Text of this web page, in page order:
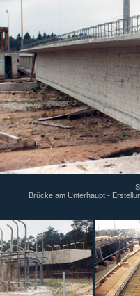
Brücke am Unterhaupt -